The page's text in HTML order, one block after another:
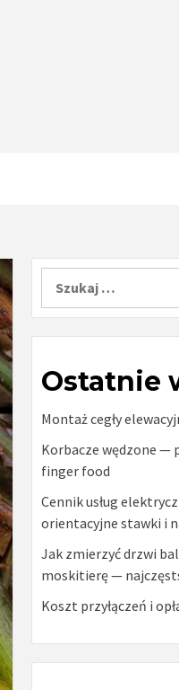
Ostatnie
Montaż cegły
Korbacze wędzone —
finger food
Cennik usług
orientacyjne stawki i
Jak zmierzyć drzwi
moskitierę —
Koszt przyłączeń i